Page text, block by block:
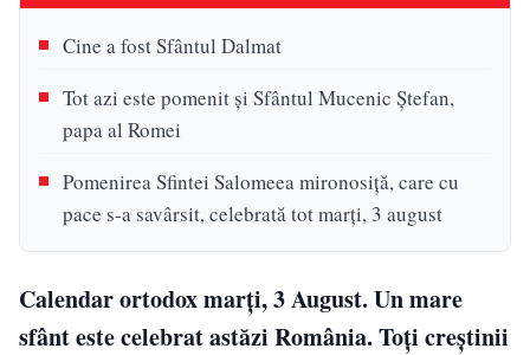
Cine a fost Sfântul Dalmat
Tot azi este pomenit și Sfântul Mucenic Ștefan,
papa al Romei
Pomenirea Sfintei Salomeea mironosiță, care cu
pace s-a savârsit, celebrată tot marți, 3 august
Calendar ortodox marți, 3 August. Un mare
sfânt este celebrat astăzi România. Toți creștinii